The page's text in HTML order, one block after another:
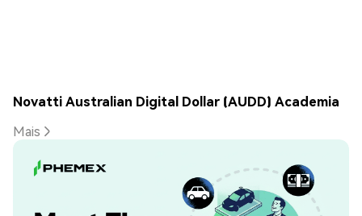
Novatti Australian Digital Dollar (AUDD) Academia
Mais